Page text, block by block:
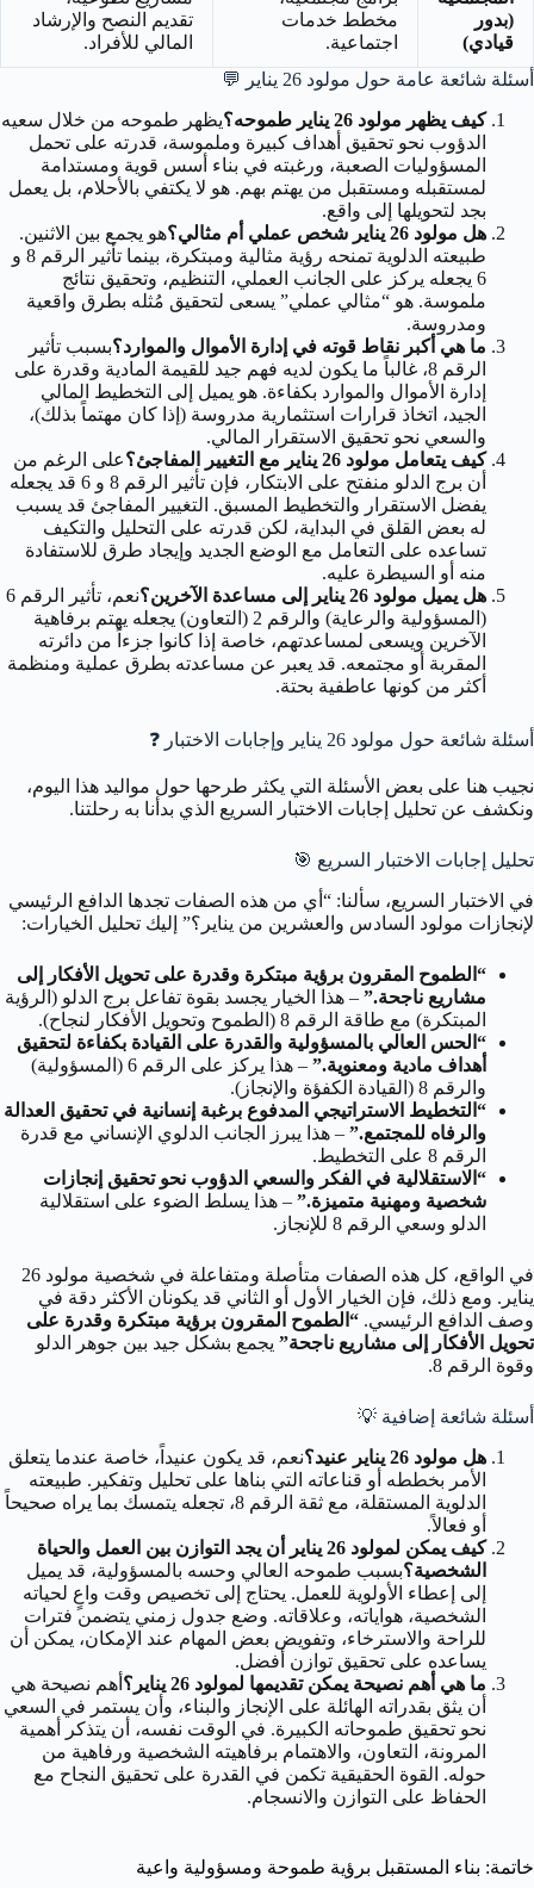
(بدور
قيادي)
مخطط خدمات
اجتماعية.
تقديم النصح والإرشاد
المالي للأفراد.
أسئلة شائعة عامة حول مولود 26 يناير
💬
كيف يظهر مولود 26 يناير طموحه؟
يظهر طموحه من خلال سعيه
الدؤوب نحو تحقيق أهداف كبيرة وملموسة، قدرته على تحمل
المسؤوليات الصعبة، ورغبته في بناء أسس قوية ومستدامة
لمستقبله ومستقبل من يهتم بهم. هو لا يكتفي بالأحلام، بل يعمل
بجد لتحويلها إلى واقع.
هل مولود 26 يناير شخص عملي أم مثالي؟
هو يجمع بين الاثنين.
طبيعته الدلوية تمنحه رؤية مثالية ومبتكرة، بينما تأثير الرقم 8 و
6 يجعله يركز على الجانب العملي، التنظيم، وتحقيق نتائج
ملموسة. هو “مثالي عملي” يسعى لتحقيق مُثله بطرق واقعية
ومدروسة.
ما هي أكبر نقاط قوته في إدارة الأموال والموارد؟بسبب تأثير
الرقم 8، غالباً ما يكون لديه فهم جيد للقيمة المادية وقدرة على
إدارة الأموال والموارد بكفاءة. هو يميل إلى التخطيط المالي
الجيد، اتخاذ قرارات استثمارية مدروسة (إذا كان مهتماً بذلك)،
والسعي نحو تحقيق الاستقرار المالي.
كيف يتعامل مولود 26 يناير مع التغيير المفاجئ؟
على الرغم من
أن برج الدلو منفتح على الابتكار، فإن تأثير الرقم 8 و 6 قد يجعله
يفضل الاستقرار والتخطيط المسبق. التغيير المفاجئ قد يسبب
له بعض القلق في البداية، لكن قدرته على التحليل والتكيف
تساعده على التعامل مع الوضع الجديد وإيجاد طرق للاستفادة
منه أو السيطرة عليه.
هل يميل مولود 26 يناير إلى مساعدة الآخرين؟
نعم، تأثير الرقم 6
(المسؤولية والرعاية) والرقم 2 (التعاون) يجعله يهتم برفاهية
الآخرين ويسعى لمساعدتهم، خاصة إذا كانوا جزءاً من دائرته
المقربة أو مجتمعه. قد يعبر عن مساعدته بطرق عملية ومنظمة
أكثر من كونها عاطفية بحتة.
أسئلة شائعة حول مولود 26 يناير وإجابات الاختبار ❓
نجيب هنا على بعض الأسئلة التي يكثر طرحها حول مواليد هذا اليوم،
ونكشف عن تحليل إجابات الاختبار السريع الذي بدأنا به رحلتنا.
تحليل إجابات الاختبار السريع 🎯
في الاختبار السريع، سألنا: “أي من هذه الصفات تجدها الدافع الرئيسي
لإنجازات مولود السادس والعشرين من يناير؟” إليك تحليل الخيارات:
“الطموح المقرون برؤية مبتكرة وقدرة على تحويل الأفكار إلى
مشاريع ناجحة.” – هذا الخيار يجسد بقوة تفاعل برج الدلو (الرؤية
المبتكرة) مع طاقة الرقم 8 (الطموح وتحويل الأفكار لنجاح).
“الحس العالي بالمسؤولية والقدرة على القيادة بكفاءة لتحقيق
أهداف مادية ومعنوية.”
– هذا يركز على الرقم 6 (المسؤولية)
والرقم 8 (القيادة الكفؤة والإنجاز).
“التخطيط الاستراتيجي المدفوع برغبة إنسانية في تحقيق العدالة
والرفاه للمجتمع.” – هذا يبرز الجانب الدلوي الإنساني مع قدرة
الرقم 8 على التخطيط.
“الاستقلالية في الفكر والسعي الدؤوب نحو تحقيق إنجازات
شخصية ومهنية متميزة.” – هذا يسلط الضوء على استقلالية
الدلو وسعي الرقم 8 للإنجاز.
في الواقع، كل هذه الصفات متأصلة ومتفاعلة في شخصية مولود 26
يناير. ومع ذلك، فإن الخيار الأول أو الثاني قد يكونان الأكثر دقة في
وصف الدافع الرئيسي. “الطموح المقرون برؤية مبتكرة وقدرة على
تحويل الأفكار إلى مشاريع ناجحة” يجمع بشكل جيد بين جوهر الدلو
وقوة الرقم 8.
أسئلة شائعة إضافية 💡
هل مولود 26 يناير عنيد؟
نعم، قد يكون عنيداً، خاصة عندما يتعلق
الأمر بخططه أو قناعاته التي بناها على تحليل وتفكير. طبيعته
الدلوية المستقلة، مع ثقة الرقم 8، تجعله يتمسك بما يراه صحيحاً
أو فعالاً.
كيف يمكن لمولود 26 يناير أن يجد التوازن بين العمل والحياة
الشخصية؟بسبب طموحه العالي وحسه بالمسؤولية، قد يميل
إلى إعطاء الأولوية للعمل. يحتاج إلى تخصيص وقت واعٍ لحياته
الشخصية، هواياته، وعلاقاته. وضع جدول زمني يتضمن فترات
للراحة والاسترخاء، وتفويض بعض المهام عند الإمكان، يمكن أن
يساعده على تحقيق توازن أفضل.
ما هي أهم نصيحة يمكن تقديمها لمولود 26 يناير؟
أهم نصيحة هي
أن يثق بقدراته الهائلة على الإنجاز والبناء، وأن يستمر في السعي
نحو تحقيق طموحاته الكبيرة. في الوقت نفسه، أن يتذكر أهمية
المرونة، التعاون، والاهتمام برفاهيته الشخصية ورفاهية من
حوله. القوة الحقيقية تكمن في القدرة على تحقيق النجاح مع
الحفاظ على التوازن والانسجام.
خاتمة: بناء المستقبل برؤية طموحة ومسؤولية واعية